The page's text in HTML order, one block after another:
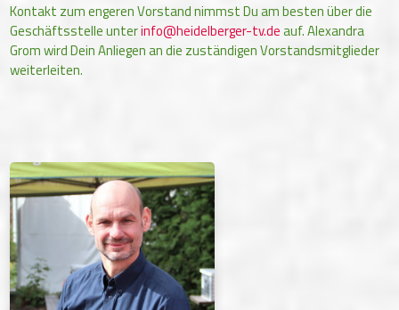
Kontakt zum engeren Vorstand nimmst Du am besten über die
Geschäftsstelle unterinfo@heidelberger-tv.deauf. Alexandra
Grom wird Dein Anliegen an die zuständigen Vorstandsmitglieder
weiterleiten.